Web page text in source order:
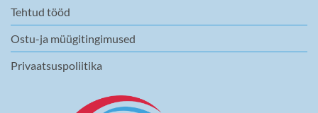
Tehtud tööd
Ostu-ja müügitingimused
Privaatsuspoliitika